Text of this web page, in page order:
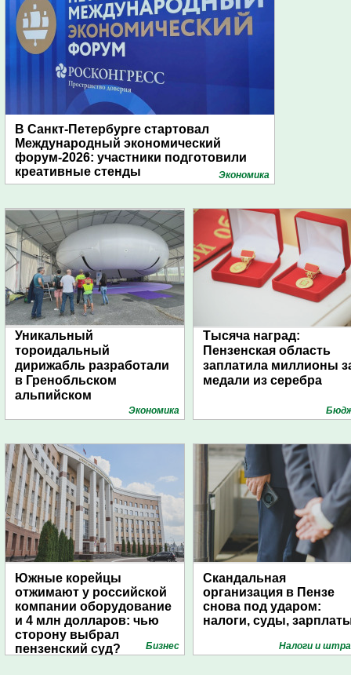
В Санкт-Петербурге стартовал
Международный экономический
форум-2026: участники подготовили
креативные стенды
Экономика
Уникальный
тороидальный
дирижабль разработали
в Гренобльском
альпийском
Экономика
Тысяча наград:
Пензенская область
заплатила миллионы
медали из серебра
Южные корейцы
отжимают у российской
компании оборудование
и 4 млн долларов: чью
сторону выбрал
пензенский суд?
Бизнес
Скандальная
организация в Пензе
снова под ударом:
налоги, суды,
Налоги и